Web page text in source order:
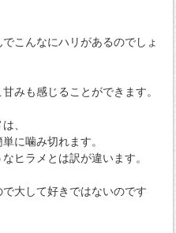
こんなにハリがあるのでしょ
みも感じることができます。
、
に噛み切れます。
ヒラメとは訳が違います。
大して好きではないのです